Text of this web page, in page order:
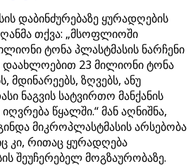
დაბინძურებაზე ყურადღების
თქვა: „მსოფლიოში
ტონა პლასტმასის ნარჩენი
დაახლოებით 23 მილიონი ტონა
მდინარეებს, ზღვებს, ანუ
ნაგვის სატვირთო მანქანის
წყალში.“ მან აღნიშნა,
მიკროპლასტმასის არსებობა
კი, რითაც ყურადღება
შეუჩერებელ მოგზაურობაზე.